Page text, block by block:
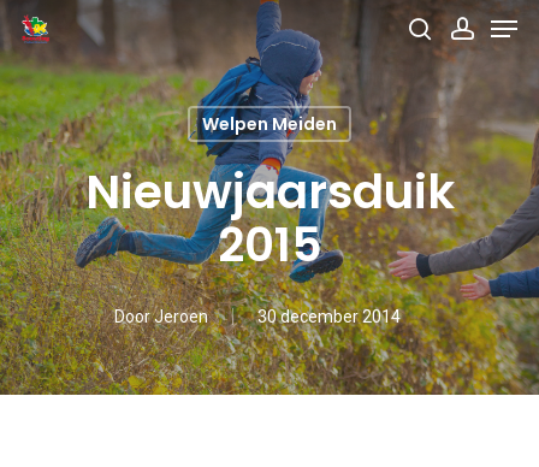
Skip
to
main
content
search
Welpen Meiden
Nieuwjaarsduik
2015
DoorJeroen 30 december 2014